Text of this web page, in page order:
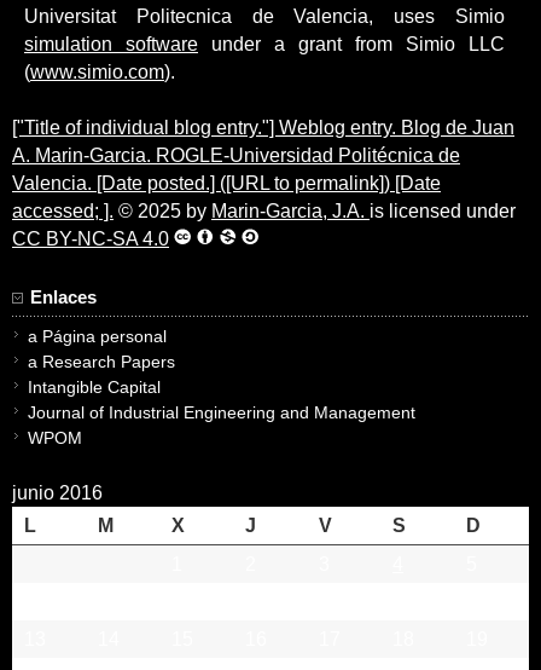
Universitat Politecnica de Valencia, uses Simio
simulation software under a grant from Simio LLC
(www.simio.com).
["Title of individual blog entry."] Weblog entry. Blog de Juan
A. Marin-Garcia. ROGLE-Universidad Politécnica de
Valencia. [Date posted.] ([URL to permalink]) [Date
accessed; ]. © 2025 by Marin-Garcia, J.A. is licensed under
CC BY-NC-SA 4.0
Enlaces
a Página personal
a Research Papers
Intangible Capital
Journal of Industrial Engineering and Management
WPOM
junio 2016
L
M X J V S
D